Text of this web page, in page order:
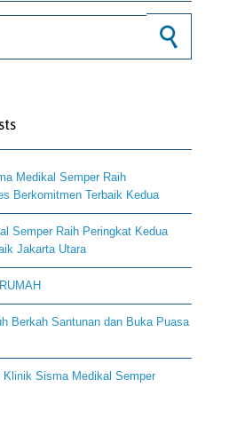
Medikal Semper Raih
Berkomitmen Terbaik Kedua
Semper Raih Peringkat Kedua
Jakarta Utara
Berkah Santunan dan Buka Puasa
Klinik Sisma Medikal Semper